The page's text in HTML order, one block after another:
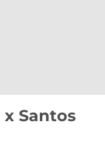
Santos